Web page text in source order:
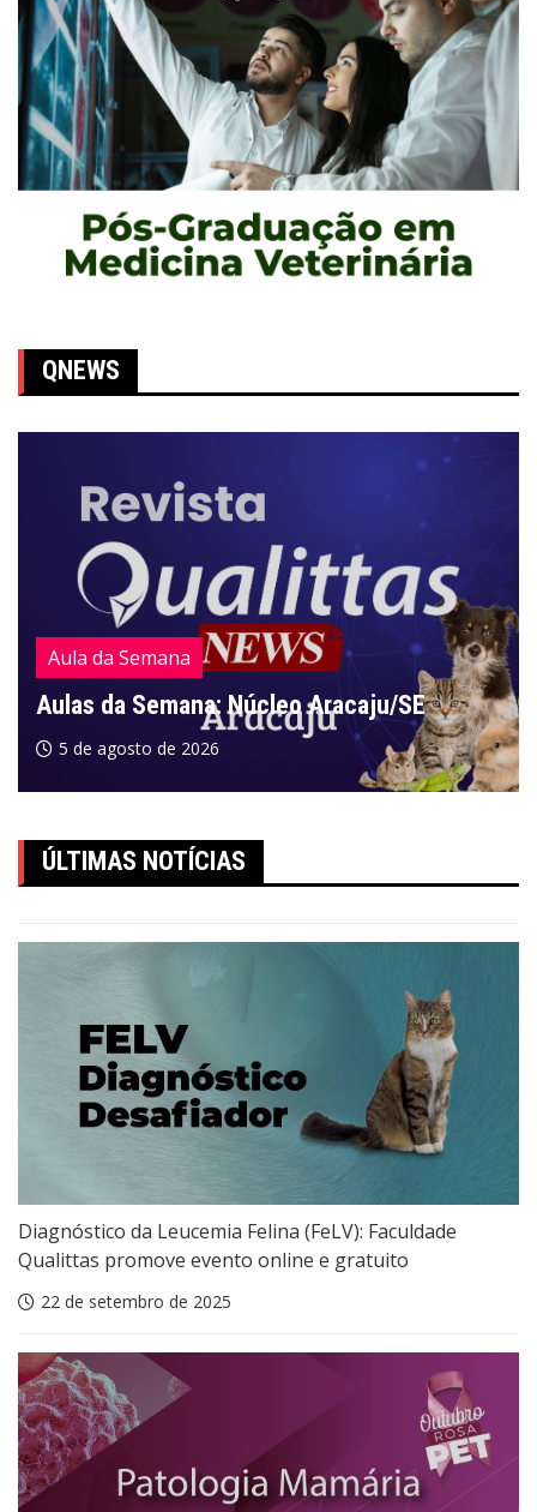
QNEWS
Aula da Semana
Aulas da Semana: Núcleo Aracaju/SE
5 de agosto de 2026
ÚLTIMAS NOTÍCIAS
Diagnóstico da Leucemia Felina (FeLV): Faculdade
Qualittas promove evento online e gratuito
22 de setembro de 2025